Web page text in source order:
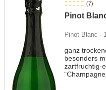
(7)
Pinot
Pinot Blanc ·
ganz
besonders
zartfruchtig-